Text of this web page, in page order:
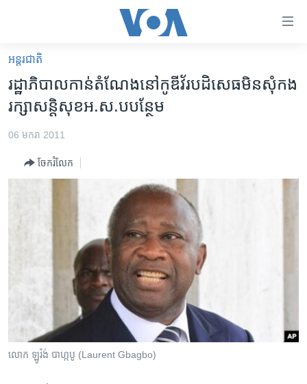
គេហទំព័រ​
ទាក់ទង
រំលង​
និង​
ព័ត៌មាន​​
រំលង​
រំលង​
និង​
អន្តរជាតិ
ហេឡូវីអូអេ
វិទ្យុ / ផតខាសថ៍
Khmer English
បណ្តាញ​សង្គម
អន្តរជាតិ
រដ្ឋាភិបាល​កាន់​តំណែង​នៅ​កូឌីវ័រ​បដិសេធ​មិនសុំ​កង
រក្សា​សន្តិសុខ​អ.ស.​ប​បន្ថែម
06 មករា 2011
ចែករំលែក
លោក ឡូរ៉ង់​ បាហ្កបូ​ (Laurent Gbagbo)